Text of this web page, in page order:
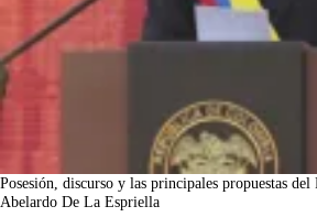
Posesión, discurso y las principales propuestas del
Abelardo De La Espriella